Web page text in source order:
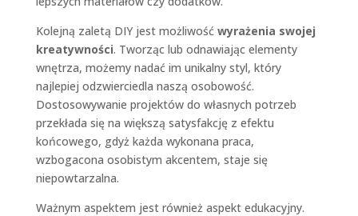
Kolejną zaletą DIY jest możliwość wyrażenia swojej
kreatywności. Tworząc lub odnawiając elementy
wnętrza, możemy nadać im unikalny styl, który
najlepiej odzwierciedla naszą osobowość.
Dostosowywanie projektów do własnych potrzeb
przekłada się na większą satysfakcję z efektu
końcowego, gdyż każda wykonana praca,
wzbogacona osobistym akcentem, staje się
niepowtarzalna.
Ważnym aspektem jest również aspekt edukacyjny.